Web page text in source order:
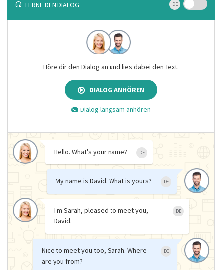
LERNE DEN DIALOG DE
Höre dir den Dialog an und lies dabei den Text.
DIALOG ANHÖREN
Dialog langsam anhören
Hello. What's your name? DE
My name is David. What is yours? DE
I'm Sarah, pleased to meet you,
David.
DE
Nice to meet you too, Sarah. Where
are you from?
DE